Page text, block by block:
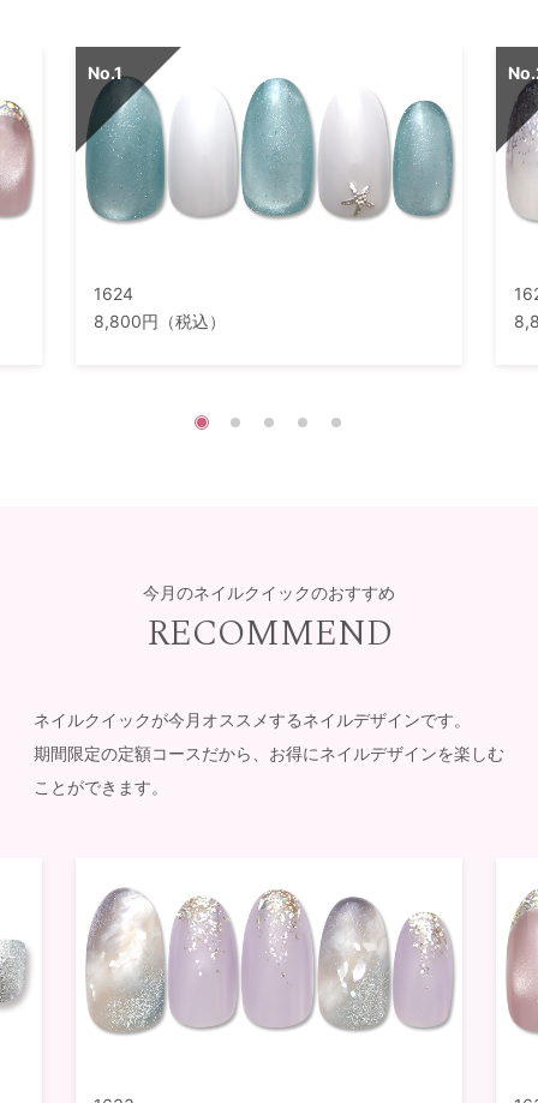
1624
8,800円（税込）
今月のネイルクイックのおすすめ
RECOMMEND
ネイルクイックが今月オススメするネイルデザインです。
期間限定の定額コースだから、お得にネイルデザインを楽しむ
ことができます。